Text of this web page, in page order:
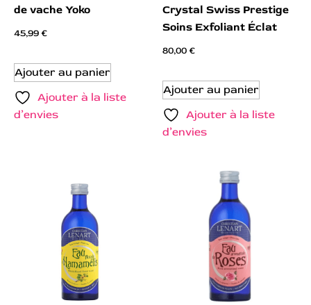
de vache Yoko
45,99€
Ajouter au panier
Ajouter à la liste
d’envies
Crystal Swiss Prestige
Soins Exfoliant Éclat
80,00€
Ajouter au panier
Ajouter à la liste
d’envies